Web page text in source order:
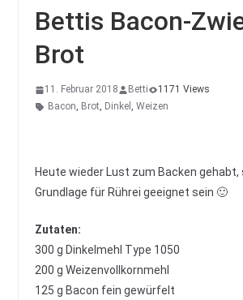
Bettis Bacon-
Brot
11. Februar 2018 Betti
1171 Views
Bacon, Brot, Dinkel , Weizen
Heute wieder Lust zum Backen gehabt,
Grundlage für Rührei geeignet sein 🙂
Zutaten:
300 g Dinkelmehl Type 1050
200 g Weizenvollkornmehl
125 g Bacon fein gewürfelt